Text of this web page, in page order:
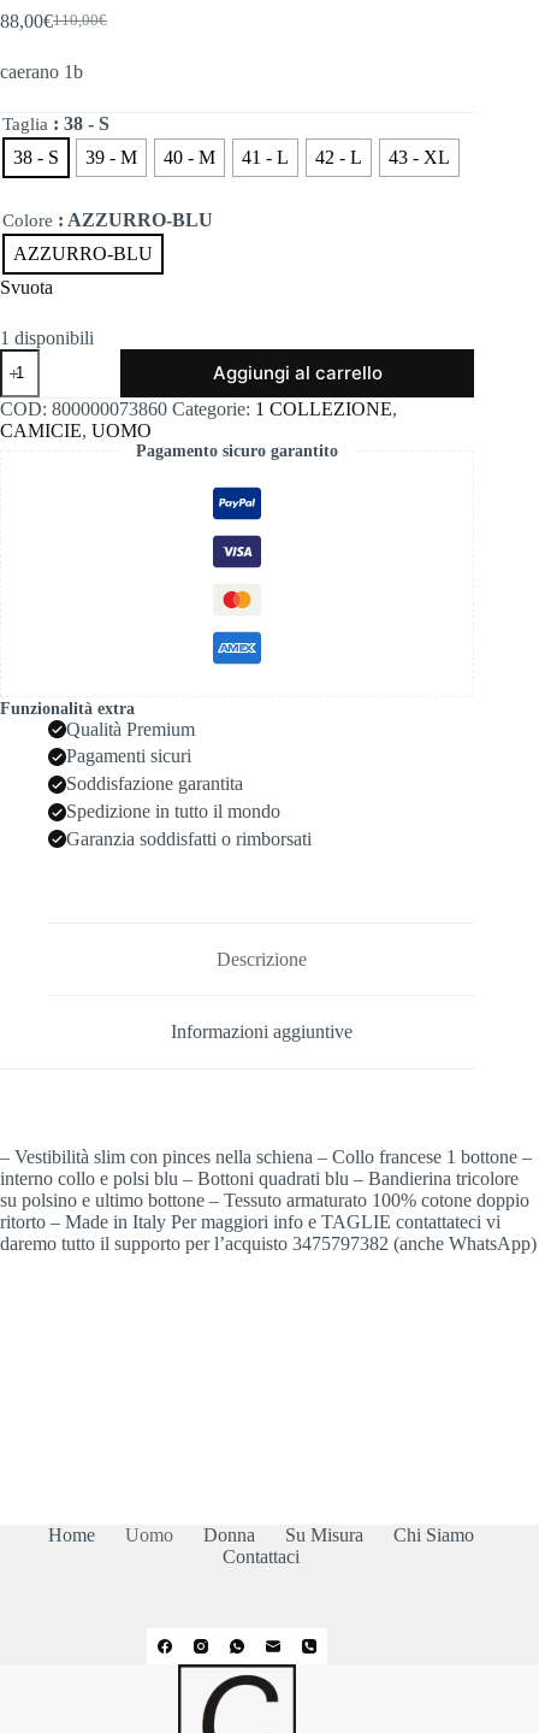
110,00€
Il
originale
110,00€.
88,00€Il
attuale
88,00€.
caerano 1b
Taglia : 38 - S
38 - S
39 - M 40 - M 41 - L 42 - L 43 - XL
Colore : AZZURRO-BLU
AZZURRO-BLU
Svuota
1 disponibili
Caerano
1b
quantità
Aggiungi al carrello
COD: 800000073860 Categorie: 1 COLLEZIONE,
CAMICIE, UOMO
Pagamento sicuro garantito
Funzionalità extra
Qualità Premium
Pagamenti sicuri
Soddisfazione garantita
Spedizione in tutto il mondo
Garanzia soddisfatti o rimborsati
Descrizione
Informazioni aggiuntive
– Vestibilità slim con pinces nella schiena – Collo francese 1 bottone –
interno collo e polsi blu – Bottoni quadrati blu – Bandierina tricolore
su polsino e ultimo bottone – Tessuto armaturato 100% cotone doppio
ritorto – Made in Italy Per maggiori info e TAGLIE contattateci vi
daremo tutto il supporto per l’acquisto 3475797382 (anche WhatsApp)
Home Uomo Donna Su Misura
Chi Siamo
Contattaci